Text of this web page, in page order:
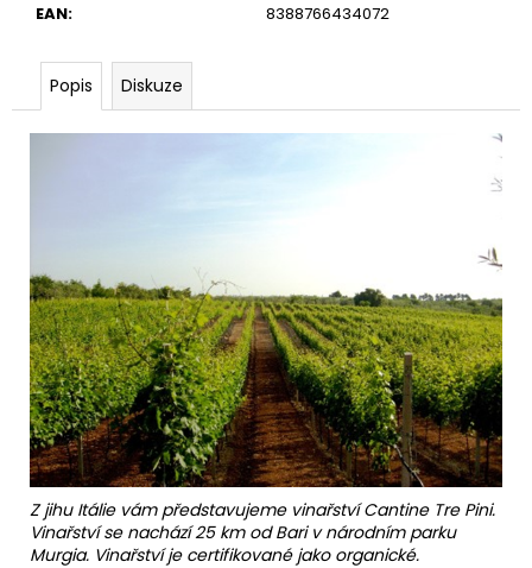
EAN: 8388766434072
Popis Diskuze
Z jihu Itálie vám představujeme vinařství Cantine Tre Pini.
Vinařství se nachází 25 km od Bari v národním parku
Murgia. Vinařství je certifikované jako organické.